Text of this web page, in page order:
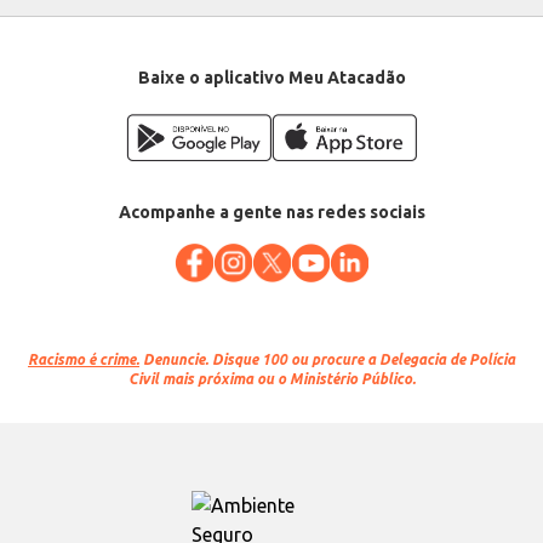
Baixe o aplicativo Meu Atacadão
Acompanhe a gente nas redes sociais
Racismo é crime. Denuncie. Disque 100 ou procure a Delegacia de Polícia
Civil mais próxima ou o Ministério Público.